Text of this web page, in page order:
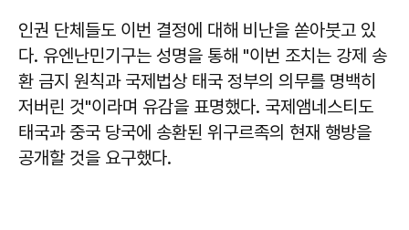
인권 단체들도 이번 결정에 대해 비난을 쏟아붓고 있
다. 유엔난민기구는 성명을 통해 "이번 조치는 강제 송
환 금지 원칙과 국제법상 태국 정부의 의무를 명백히
저버린 것"이라며 유감을 표명했다. 국제앰네스티도
태국과 중국 당국에 송환된 위구르족의 현재 행방을
공개할 것을 요구했다.